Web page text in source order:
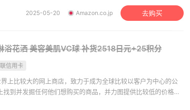
、家居园艺用品等。
2025-05-20 Amazon.co.jp 去购买
浴花洒 美容美肌VC球补货2518日元+25积分
信用卡
上比较大的网上商店，致力于成为全球比较以客户为中心的公
找到并发掘任何他们想购买的商品，并力图提供比较低的价格。